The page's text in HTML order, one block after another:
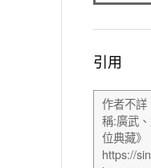
引用